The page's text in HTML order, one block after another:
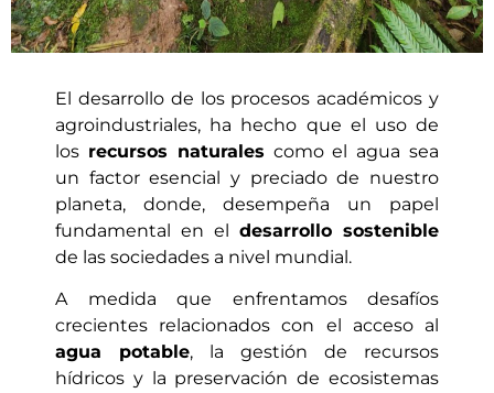
El desarrollo de los procesos académicos y
agroindustriales, ha hecho que el uso de
los recursos naturales como el agua sea
un factor esencial y preciado de nuestro
planeta, donde, desempeña un papel
fundamental en el desarrollo sostenible
de las sociedades a nivel mundial.
A medida que enfrentamos desafíos
crecientes relacionados con el acceso al
agua potable, la gestión de recursos
hídricos y la preservación de ecosistemas